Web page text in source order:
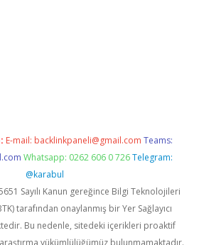
E-mail: backlinkpaneli@gmail.com Teams:
Whatsapp: 0262 606 0 726 Telegram:
@karabul
Sayılı Kanun gereğince Bilgi Teknolojileri
tarafından onaylanmış bir Yer Sağlayıcı
Bu nedenle, sitedeki içerikleri proaktif
yükümlülüğümüz bulunmamaktadır.